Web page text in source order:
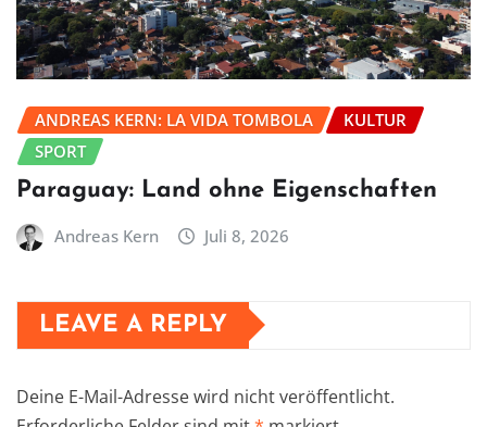
ANDREAS KERN: LA VIDA TOMBOLA
KULTUR
SPORT
Paraguay: Land ohne Eigenschaften
Andreas Kern Juli 8, 2026
LEAVE A REPLY
Deine E-Mail-Adresse wird nicht veröffentlicht.